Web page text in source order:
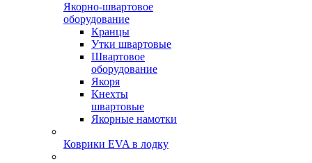
Якорно-швартовое
оборудование
Кранцы
Утки швартовые
Швартовое
оборудование
Якоря
Кнехты
швартовые
Якорные намотки
Коврики EVA в лодку